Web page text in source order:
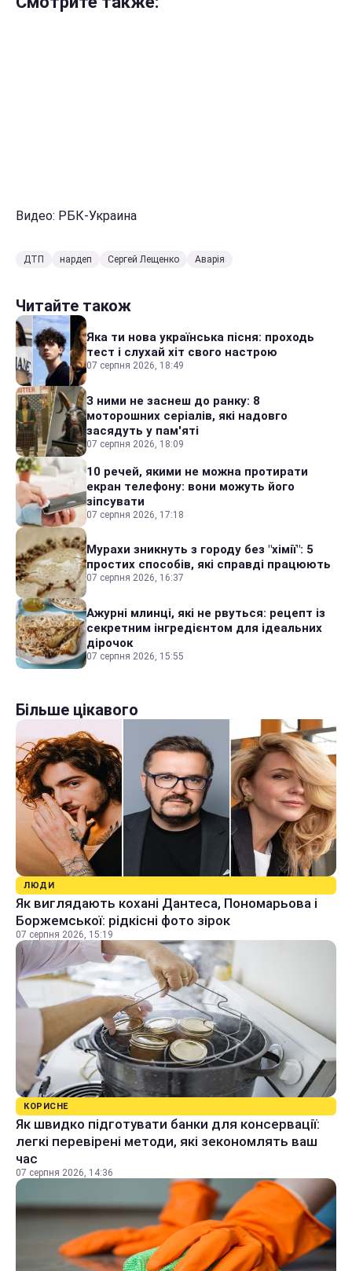
Видео: РБК-Украина
ДТП нардеп Сергей Лещенко Аварія
Читайте також
Яка ти нова українська пісня: проходь
тест і слухай хіт свого настрою
07 серпня 2026, 18:49
З ними не заснеш до ранку: 8
моторошних серіалів, які надовго
засядуть у пам'яті
07 серпня 2026, 18:09
10 речей, якими не можна протирати
екран телефону: вони можуть його
зіпсувати
07 серпня 2026, 17:18
Мурахи зникнуть з городу без "хімії": 5
простих способів, які справді працюють
07 серпня 2026, 16:37
Ажурні млинці, які не рвуться: рецепт із
секретним інгредієнтом для ідеальних
дірочок
07 серпня 2026, 15:55
Більше цікавого
ЛЮДИ
Як виглядають кохані Дантеса, Пономарьова і
Боржемської: рідкісні фото зірок
07 серпня 2026, 15:19
КОРИСНЕ
Як швидко підготувати банки для консервації:
легкі перевірені методи, які зекономлять ваш
час
07 серпня 2026, 14:36